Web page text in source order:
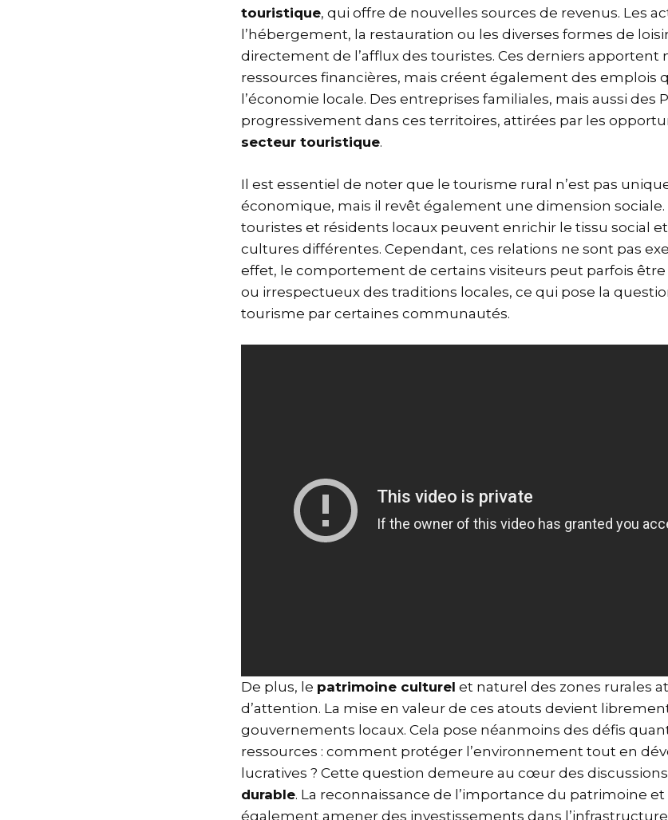
touristique, qui offre de nouvelles sources de revenus. Les
l’hébergement, la restauration ou les diverses formes de
directement de l’afflux des touristes. Ces derniers apportent
ressources financières, mais créent également des emplois
l’économie locale. Des entreprises familiales, mais aussi des
progressivement dans ces territoires, attirées par les
secteur touristique.
Il est essentiel de noter que le tourisme rural n’est pas
économique, mais il revêt également une dimension
touristes et résidents locaux peuvent enrichir le tissu social
cultures différentes. Cependant, ces relations ne sont pas
effet, le comportement de certains visiteurs peut parfois
ou irrespectueux des traditions locales, ce qui pose la
tourisme par certaines communautés.
De plus, le patrimoine culturel et naturel des zones rurales
d’attention. La mise en valeur de ces atouts devient
gouvernements locaux. Cela pose néanmoins des défis
ressources : comment protéger l’environnement tout en
lucratives ? Cette question demeure au cœur des
durable. La reconnaissance de l’importance du patrimoine
également amener des investissements dans